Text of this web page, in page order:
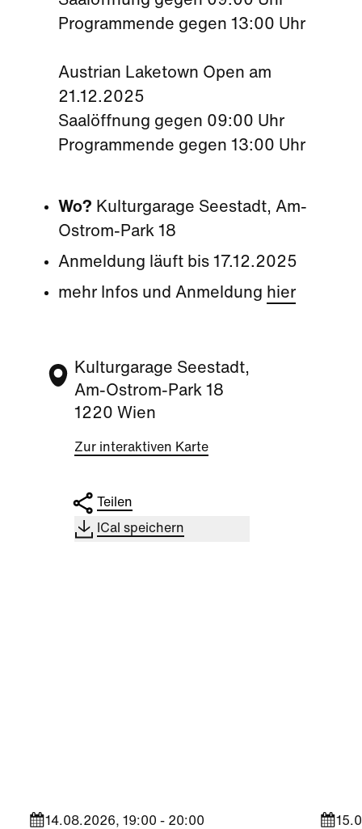
Kulturgarage Seestadt,
Am-Ostrom-Park 18
1220 Wien
Zur interaktiven Karte
Teilen
ICal speichern
Programmende gegen 13:00 Uhr
Austrian Laketown Open am
21.12.2025
Saalöffnung gegen 09:00 Uhr
Programmende gegen 13:00 Uhr
Wo? Kulturgarage Seestadt, Am-
Ostrom-Park 18
Anmeldung läuft bis 17.12.2025
mehr Infos und Anmeldung hier
14.08.2026, 19:00 - 20:00